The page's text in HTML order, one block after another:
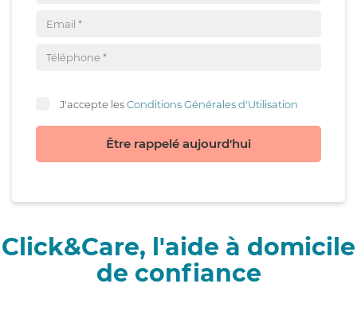
J'accepte lesConditions Générales d'Utilisation
Être rappelé aujourd'hui
Click&Care, l'aide à domicile
de confiance